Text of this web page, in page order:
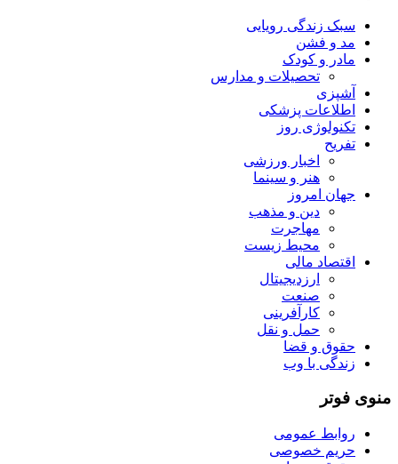
سبک زندگی رویایی
مد و فشن
مادر و کودک
تحصیلات و مدارس
آشپزی
اطلاعات پزشکی
تکنولوژی روز
تفریح
اخبار ورزشی
هنر و سینما
جهان امروز
دین و مذهب
مهاجرت
محیط زیست
اقتصاد مالی
ارزدیجیتال
صنعت
کارآفرینی
حمل و نقل
حقوق و قضا
زندگی با وب
منوی فوتر
روابط عمومی
حریم خصوصی